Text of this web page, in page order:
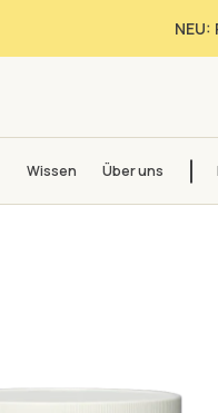
Wissen Über uns